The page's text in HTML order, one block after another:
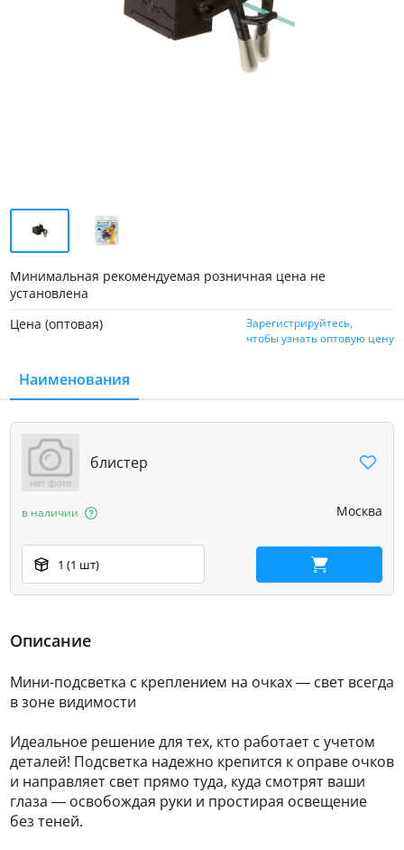
Минимальная рекомендуемая розничная цена не
установлена
Цена (оптовая)
Зарегистрируйтесь,
чтобы узнать оптовую цену
Наименования
блистер
Москва
в наличии
1 (1 шт) В корзину
Описание
Мини-подсветка с креплением на очках — свет всегда
в зоне видимости
Идеальное решение для тех, кто работает с учетом
деталей! Подсветка надежно крепится к оправе очков
и направляет свет прямо туда, куда смотрят ваши
глаза — освобождая руки и простирая освещение
без теней.